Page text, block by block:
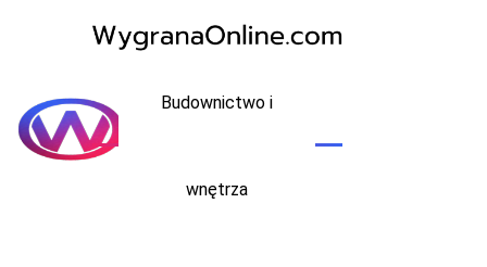
Budownictwo i
wnętrza